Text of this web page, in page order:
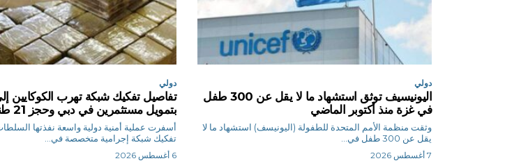
دولي
اليونيسيف توثق استشهاد ما لا يقل عن 300 طفل
في غزة منذ أكتوبر الماضي
وثقت منظمة الأمم المتحدة للطفولة (اليونيسف) استشهاد ما لا
يقل عن 300 طفل في...
7 أغسطس 2026
دولي
تفاصيل تفكيك شبكة تهرب الكوكايين
بتمويل مستثمرين في دبي وحجز 21 طنا كوكايين
أسفرت عملية أمنية دولية واسعة نفذتها
تفكيك شبكة إجرامية متخصصة في...
6 أغسطس 2026